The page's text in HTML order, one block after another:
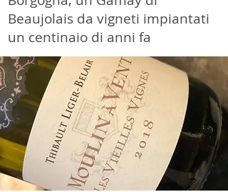
Beaujolais da vigneti impiantati
un centinaio di anni fa